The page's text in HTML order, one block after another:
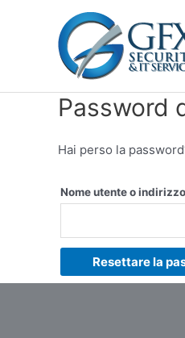
Password
Hai perso la
Nome utente o
Resettare la